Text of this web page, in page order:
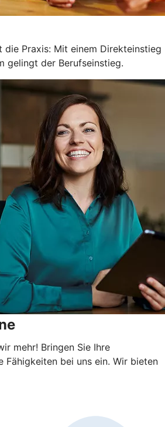
die Praxis: Mit einem Direkteinstieg
gelingt der Berufseinstieg.
mehr! Bringen Sie Ihre
Fähigkeiten bei uns ein. Wir bieten